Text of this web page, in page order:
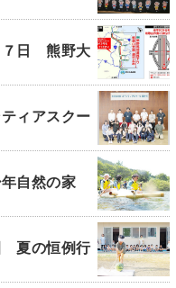
７日 熊野大
ィアスクー
自然の家
夏の恒例行